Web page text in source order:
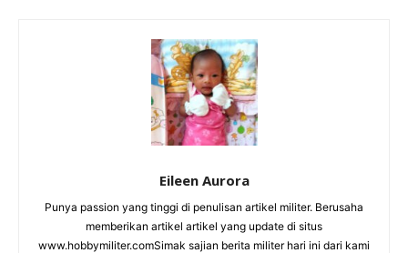
Eileen Aurora
Punya passion yang tinggi di penulisan artikel militer. Berusaha
memberikan artikel artikel yang update di situs
www.hobbymiliter.comSimak sajian berita militer hari ini dari kami